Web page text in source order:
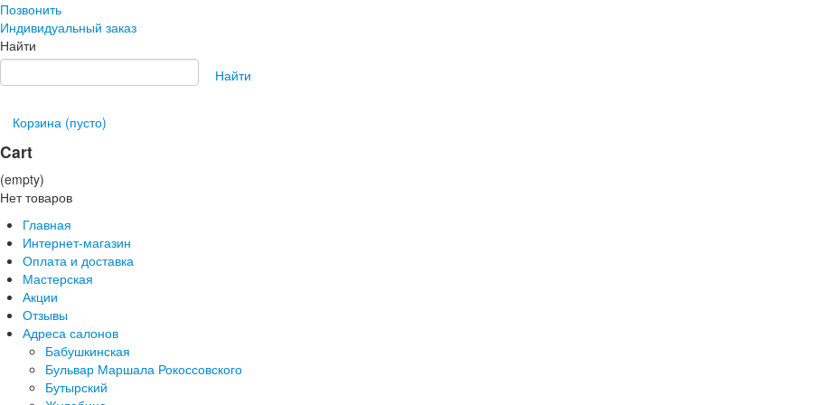
Позвонить
Индивидуальный заказ
Найти
Найти
Корзина (пусто)
Cart
(empty)
Нет товаров
Главная
Интернет-магазин
Оплата и доставка
Мастерская
Акции
Отзывы
Адреса салонов
Бабушкинская
Бульвар Маршала Рокоссовского
Бутырский